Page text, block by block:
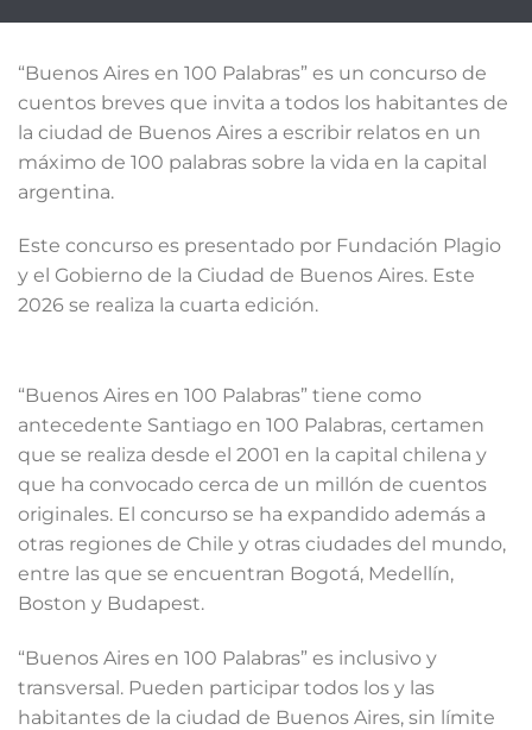
“Buenos Aires en 100 Palabras” es un concurso de
cuentos breves que invita a todos los habitantes de
la ciudad de Buenos Aires a escribir relatos en un
máximo de 100 palabras sobre la vida en la capital
argentina.
Este concurso es presentado por Fundación Plagio
y el Gobierno de la Ciudad de Buenos Aires. Este
2026 se realiza la cuarta edición.
“Buenos Aires en 100 Palabras” tiene como
antecedente Santiago en 100 Palabras, certamen
que se realiza desde el 2001 en la capital chilena y
que ha convocado cerca de un millón de cuentos
originales. El concurso se ha expandido además a
otras regiones de Chile y otras ciudades del mundo,
entre las que se encuentran Bogotá, Medellín,
Boston y Budapest.
“Buenos Aires en 100 Palabras” es inclusivo y
transversal. Pueden participar todos los y las
habitantes de la ciudad de Buenos Aires, sin límite